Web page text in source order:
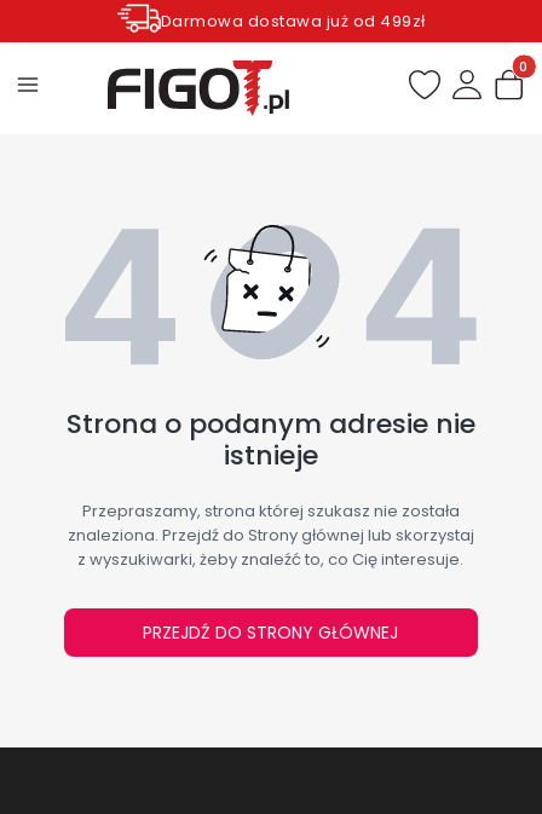
Darmowa dostawa już od 499zł
Zamów do godziny 12.00 wysyłka dziś*
Strona o podanym adresie nie
istnieje
Przepraszamy, strona której szukasz nie została
znaleziona. Przejdź do Strony głównej lub skorzystaj
z wyszukiwarki, żeby znaleźć to, co Cię interesuje.
PRZEJDŹ DO STRONY GŁÓWNEJ